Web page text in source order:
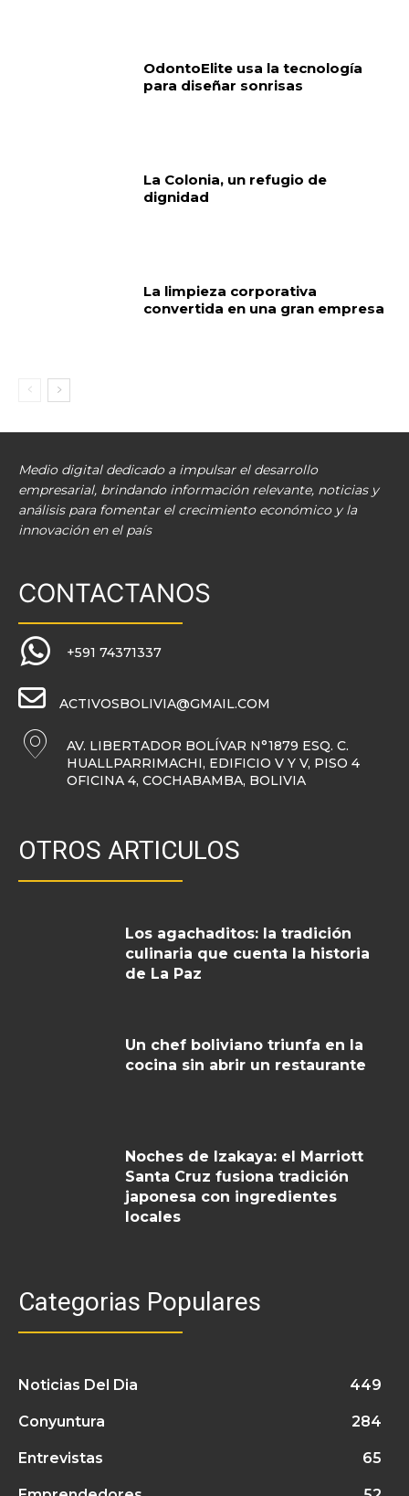
OdontoElite usa la tecnología
para diseñar sonrisas
La Colonia, un refugio de
dignidad
La limpieza corporativa
convertida en una gran empresa
Medio digital dedicado a impulsar el desarrollo
empresarial, brindando información relevante, noticias y
análisis para fomentar el crecimiento económico y la
innovación en el país
CONTACTANOS
+591 74371337
ACTIVOSBOLIVIA@GMAIL.COM
AV. LIBERTADOR BOLÍVAR N°1879 ESQ. C.
HUALLPARRIMACHI, EDIFICIO V Y V, PISO 4
OFICINA 4, COCHABAMBA, BOLIVIA
OTROS ARTICULOS
Los agachaditos: la tradición
culinaria que cuenta la historia
de La Paz
Un chef boliviano triunfa en la
cocina sin abrir un restaurante
Noches de Izakaya: el Marriott
Santa Cruz fusiona tradición
japonesa con ingredientes
locales
Categorias Populares
Noticias Del Dia 449
Conyuntura 284
Entrevistas 65